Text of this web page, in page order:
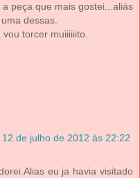
peça que mais gostei...aliás
dessas.
torcer muiiiiiito.
12 de julho de 2012 às 22:22
eu ja havia visitado